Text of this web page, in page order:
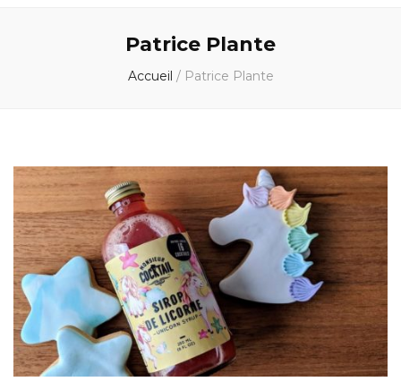
Patrice Plante
Accueil / Patrice Plante